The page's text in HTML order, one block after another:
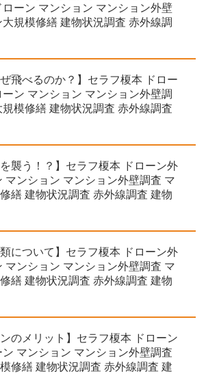
ーン マンション マンション外壁
規模修繕 建物状況調査 赤外線調
ぜ飛べるのか？】セラフ榎本 ドロー
ン マンション マンション外壁調
模修繕 建物状況調査 赤外線調査
を襲う！？】セラフ榎本 ドローン外
マンション マンション外壁調査 マ
繕 建物状況調査 赤外線調査 建物
類について】セラフ榎本 ドローン外
マンション マンション外壁調査 マ
繕 建物状況調査 赤外線調査 建物
ンのメリット】セラフ榎本 ドローン
マンション マンション外壁調査
修繕 建物状況調査 赤外線調査 建